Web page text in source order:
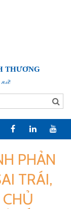
THƯƠNG
PHẢN
TRÁI,